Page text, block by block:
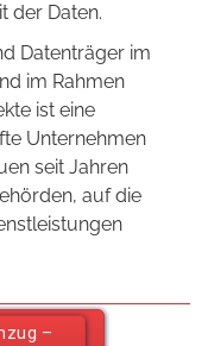
der Daten.
Datenträger im
im Rahmen
ist eine
Unternehmen
seit Jahren
auf die
–